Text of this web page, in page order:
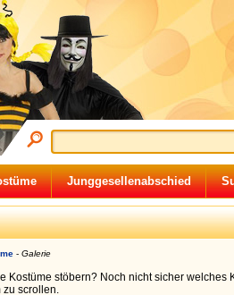
Junggesellenabschied
- Galerie
Kostüme stöbern? Noch nicht sicher welches
zu scrollen.